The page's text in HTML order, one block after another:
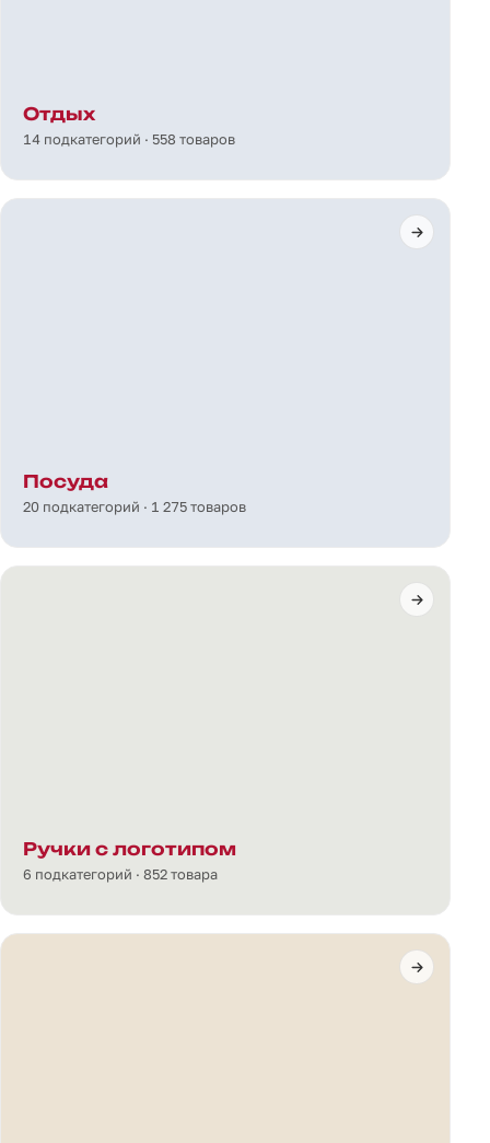
Отдых
14 подкатегорий · 558 товаров
Посуда
20 подкатегорий · 1 275 товаров
Ручки с логотипом
6 подкатегорий · 852 товара